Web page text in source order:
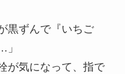
黒ずんで『いちご
が気になって、指で